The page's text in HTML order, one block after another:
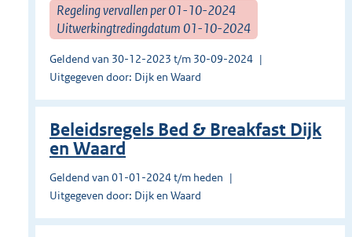
Regeling vervallen per 01-10-2024
Uitwerkingtredingdatum 01-10-2024
Geldend van 30-12-2023 t/m 30-09-2024
Uitgegeven door: Dijk en Waard
Beleidsregels Bed & Breakfast Dijk
en Waard
Geldend van 01-01-2024 t/m heden
Uitgegeven door: Dijk en Waard